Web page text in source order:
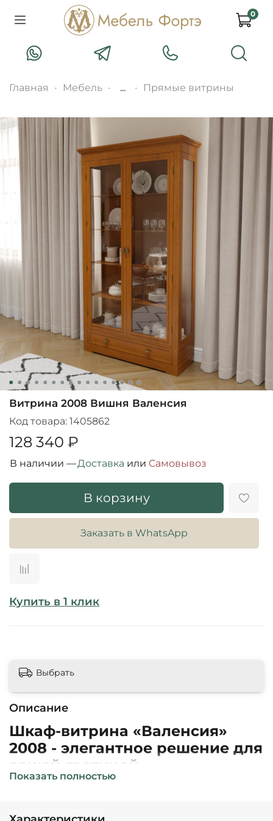
0
Главная Мебель ... Прямые витрины
Витрина 2008 Вишня Валенсия
Код товара: 1405862
128 340 ₽
В корзину
Заказать в WhatsApp
Купить в 1 клик
В наличии —Доставка или Cамовывоз
Выбрать
Описание
Шкаф-витрина «Валенсия»
2008 - элегантное решение для
вашей гостиной
вниманию элегантную модель «Валенсия» 2008
Показать полностью